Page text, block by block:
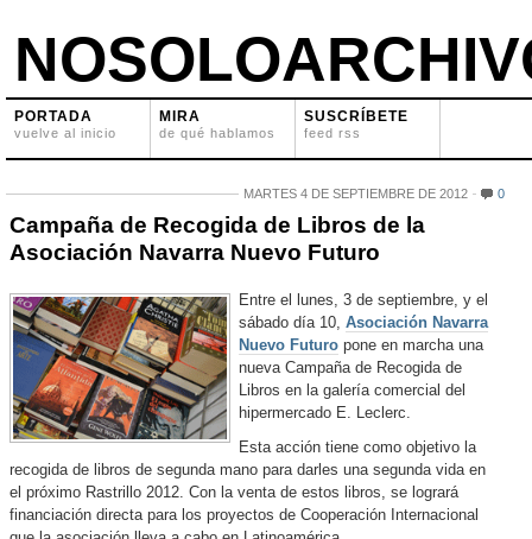
PORTADA
vuelve al inicio
MIRA
de qué hablamos
SUSCRÍBETE
feed rss
MARTES 4 DE SEPTIEMBRE DE 2012 0
Campaña de Recogida de Libros de la
Asociación Navarra Nuevo Futuro
Entre el lunes, 3 de septiembre, y el
sábado día 10, Asociación Navarra
Nuevo Futuro pone en marcha una
nueva Campaña de Recogida de
Libros en la galería comercial del
hipermercado E. Leclerc.
Esta acción tiene como objetivo la
recogida de libros de segunda mano para darles una segunda vida en
el próximo Rastrillo 2012. Con la venta de estos libros, se logrará
financiación directa para los proyectos de Cooperación Internacional